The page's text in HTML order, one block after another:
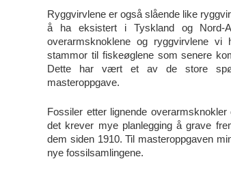
Ryggvirvlene er også slående like
å ha eksistert i Tyskland og Nord-
overarmsknoklene og ryggvirvlene
stammor til fiskeøglene som senere
Dette har vært et av de store
masteroppgave.
Fossiler etter lignende
det krever mye planlegging å grave
dem siden 1910. Til masteroppgaven
nye fossilsamlingene.